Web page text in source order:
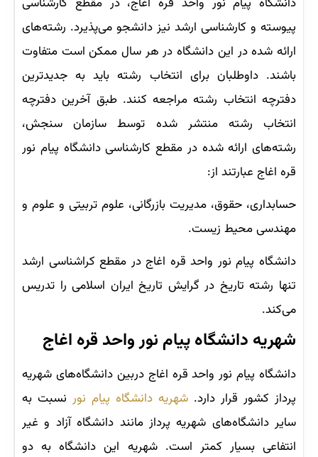
پیوسته و کارشناسی ارشد نیز دانشجو می‌پذیرد. رشته‌های
ارائه شده در این دانشگاه در هر سال ممکن است متفاوت
باشند. داوطلبان برای انتخاب رشته باید به جدیدترین
دفترچه انتخاب رشته مراجعه کنند. طبق آخرین دفترچه
انتخاب رشته منتشر شده توسط سازمان سنجش،
رشته‌های ارائه شده در مقطع کارشناسی دانشگاه پیام نور
قره اغاج عبارتند از:
حسابداری، حقوق، مدیریت بازرگانی، علوم تربیتی و علوم و
مهندسی محیط زیست.
دانشگاه پیام نور واحد قره اغاج در مقطع کراشناسی ارشد
تنها رشته تاریخ در گرایش تاریخ ایران اسلامی را تدریس
می‌کند.
شهریه دانشگاه پیام نور واحد قره اغاج
دانشگاه پیام نور واحد قره اغاج دربین دانشگاه‌های شهریه
پرداز کشور قرار دارد. شهریه دانشگاه پیام نور نسبت به
سایر دانشگاه‌های شهریه پرداز مانند دانشگاه آزاد و غیر
انتفاعی بسیار کمتر است. شهریه این دانشگاه به دو